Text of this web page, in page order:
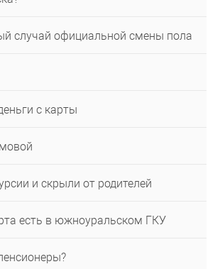
случай официальной смены пола
с карты
и скрыли от родителей
есть в южноуральском ГКУ